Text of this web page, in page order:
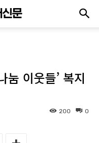
눔 이웃들’ 복지
0
200